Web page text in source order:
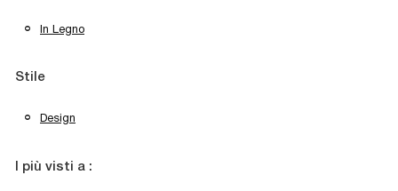
In Legno
Stile
Design
I più visti a :